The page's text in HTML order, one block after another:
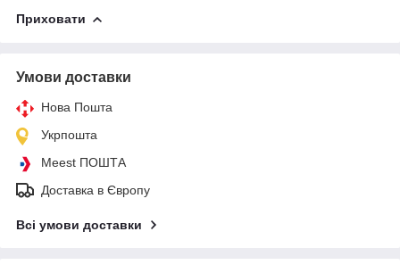
Приховати
Умови доставки
Нова Пошта
Укрпошта
Meest ПОШТА
Доставка в Європу
Всі умови доставки